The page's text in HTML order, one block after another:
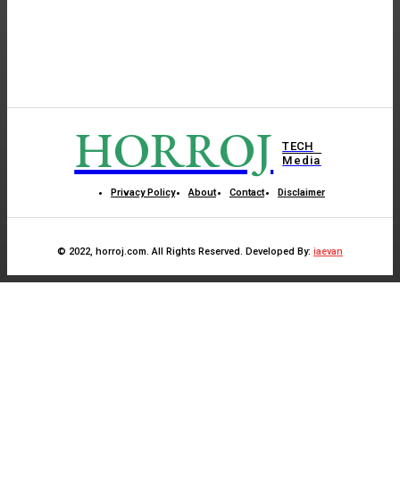
HORROJ
TECH
Media
Privacy Policy About Contact Disclaimer
© 2022, horroj.com. All Rights Reserved. Developed By: iaevan